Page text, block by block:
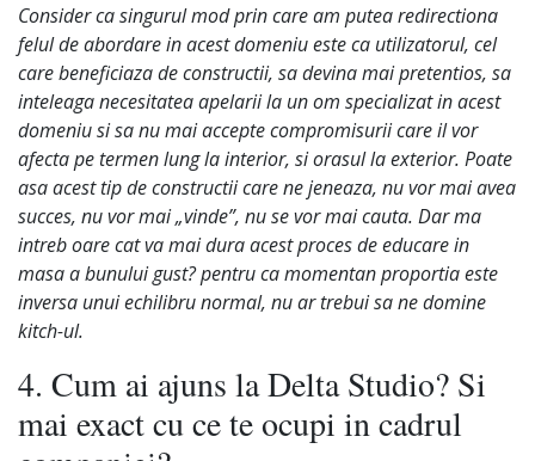
Consider ca singurul mod prin care am putea redirectiona
felul de abordare in acest domeniu este ca utilizatorul, cel
care beneficiaza de constructii, sa devina mai pretentios, sa
inteleaga necesitatea apelarii la un om specializat in acest
domeniu si sa nu mai accepte compromisurii care il vor
afecta pe termen lung la interior, si orasul la exterior. Poate
asa acest tip de constructii care ne jeneaza, nu vor mai avea
succes, nu vor mai „vinde”, nu se vor mai cauta. Dar ma
intreb oare cat va mai dura acest proces de educare in
masa a bunului gust? pentru ca momentan proportia este
inversa unui echilibru normal, nu ar trebui sa ne domine
kitch-ul.
4. Cum ai ajuns la Delta Studio? Si
mai exact cu ce te ocupi in cadrul